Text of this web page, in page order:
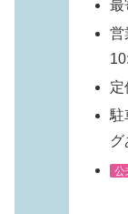
最
営
定
駐
グ
公